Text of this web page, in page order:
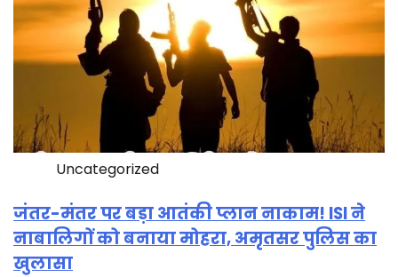
Uncategorized
जंतर-मंतर पर बड़ा आतंकी प्लान नाकाम! ISI ने
नाबालिगों को बनाया मोहरा, अमृतसर पुलिस का
खुलासा